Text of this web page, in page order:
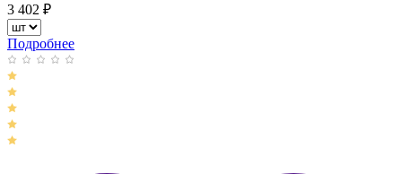
3 402 ₽
Подробнее